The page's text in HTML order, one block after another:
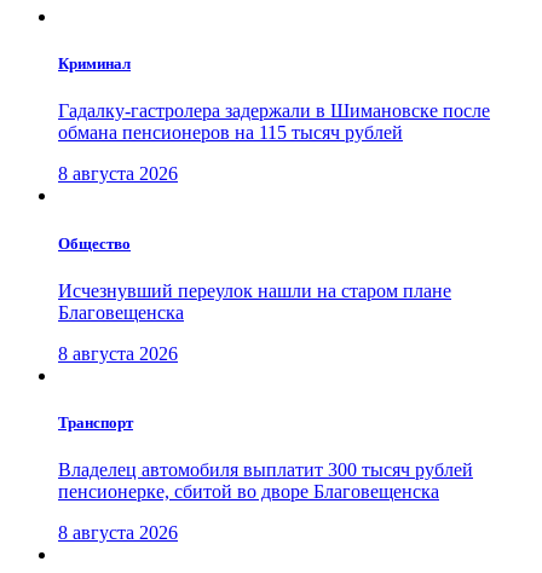
Криминал
Гадалку-гастролера задержали в Шимановске после
обмана пенсионеров на 115 тысяч рублей
8 августа 2026
Общество
Исчезнувший переулок нашли на старом плане
Благовещенска
8 августа 2026
Транспорт
Владелец автомобиля выплатит 300 тысяч рублей
пенсионерке, сбитой во дворе Благовещенска
8 августа 2026